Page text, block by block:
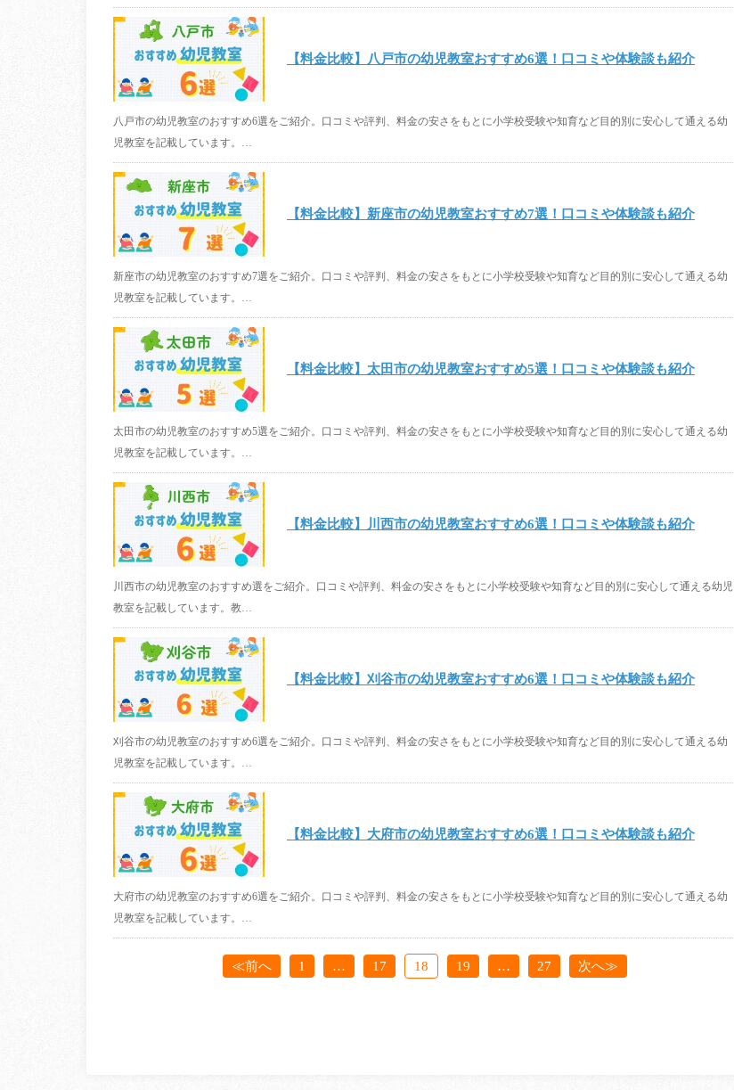
【料金比較】八戸市の幼児教室おすすめ6選！口コミや体験談も紹介
八戸市の幼児教室のおすすめ6選をご紹介。口コミや評判、料金の安さをもとに小学校受験や知育など目的別に安心して通える幼
児教室を記載しています。…
【料金比較】新座市の幼児教室おすすめ7選！口コミや体験談も紹介
新座市の幼児教室のおすすめ7選をご紹介。口コミや評判、料金の安さをもとに小学校受験や知育など目的別に安心して通える幼
児教室を記載しています。…
【料金比較】太田市の幼児教室おすすめ5選！口コミや体験談も紹介
太田市の幼児教室のおすすめ5選をご紹介。口コミや評判、料金の安さをもとに小学校受験や知育など目的別に安心して通える幼
児教室を記載しています。…
【料金比較】川西市の幼児教室おすすめ6選！口コミや体験談も紹介
川西市の幼児教室のおすすめ選をご紹介。口コミや評判、料金の安さをもとに小学校受験や知育など目的別に安心して通える幼児
教室を記載しています。教…
【料金比較】刈谷市の幼児教室おすすめ6選！口コミや体験談も紹介
刈谷市の幼児教室のおすすめ6選をご紹介。口コミや評判、料金の安さをもとに小学校受験や知育など目的別に安心して通える幼
児教室を記載しています。…
【料金比較】大府市の幼児教室おすすめ6選！口コミや体験談も紹介
大府市の幼児教室のおすすめ6選をご紹介。口コミや評判、料金の安さをもとに小学校受験や知育など目的別に安心して通える幼
児教室を記載しています。…
≪前へ 1 … 17 18 19 … 27 次へ≫